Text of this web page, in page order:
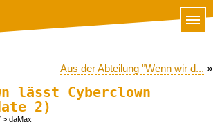
Aus der Abteilung "Wenn wir d... »
lässt Cyberclown
2)
> daMax